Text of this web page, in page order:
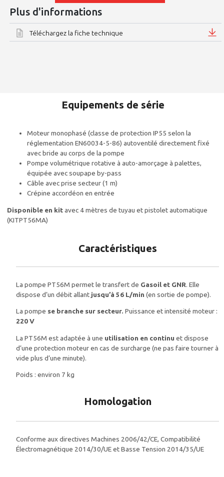
Plus d'informations
Téléchargez la fiche technique
Equipements de série
Moteur monophasé (classe de protection IP55 selon la
réglementation EN60034-5-86) autoventilé directement fixé
avec bride au corps de la pompe
Pompe volumétrique rotative à auto-amorçage à palettes,
équipée avec soupape by-pass
Câble avec prise secteur (1 m)
Crépine accordéon en entrée
Disponible en kitavec 4 mètres de tuyau et pistolet automatique
(KITPT56MA)
Caractéristiques
La pompe PT56M permet le transfert de Gasoil et GNR. Elle
dispose d’un débit allant jusqu’à 56 L/min(en sortie de pompe).
La pompe se branche sur secteur. Puissance et intensité moteur :
220 V
La PT56M est adaptée à une utilisation en continu et dispose
d’une protection moteur en cas de surcharge (ne pas faire tourner à
vide plus d’une minute).
Poids : environ 7 kg
Homologation
Conforme aux directives Machines 2006/42/CE, Compatibilité
Électromagnétique 2014/30/UE et Basse Tension 2014/35/UE